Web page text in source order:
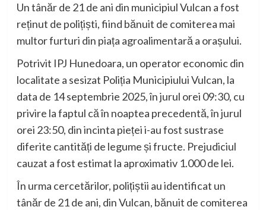
Un tânăr de 21 de ani din municipiul Vulcan a fost
reținut de polițiști, fiind bănuit de comiterea mai
multor furturi din piața agroalimentară a orașului.
Potrivit IPJ Hunedoara, un operator economic din
localitate a sesizat Poliția Municipiului Vulcan, la
data de 14 septembrie 2025, în jurul orei 09:30, cu
privire la faptul că în noaptea precedentă, în jurul
orei 23:50, din incinta pieței i-au fost sustrase
diferite cantități de legume și fructe. Prejudiciul
cauzat a fost estimat la aproximativ 1.000 de lei.
În urma cercetărilor, polițiștii au identificat un
tânăr de 21 de ani, din Vulcan, bănuit de comiterea